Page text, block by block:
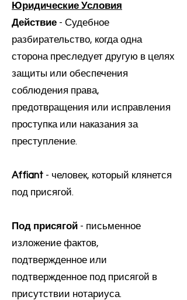
Юридические Условия
Действие - Судебное
разбирательство, когда одна
сторона преследует другую в целях
защиты или обеспечения
соблюдения права,
предотвращения или исправления
проступка или наказания за
преступление.
Affiant - человек, который клянется
под присягой.
Под присягой - письменное
изложение фактов,
подтвержденное или
подтвержденное под присягой в
присутствии нотариуса.